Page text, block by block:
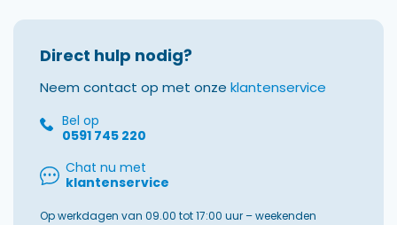
Direct hulp nodig?
Neem contact op met onze klantenservice
Bel op
0591 745 220
Chat nu met
klantenservice
Op werkdagen van 09.00 tot 17:00 uur – weekenden